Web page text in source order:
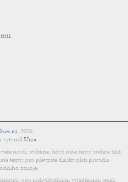
, 2026
vytvořil Urza.
uvítáme, když naše texty budete šířit.
texty; pro převzaté články platí pravidla
zdroje.
jsou individuálními vyjádřeními jejich